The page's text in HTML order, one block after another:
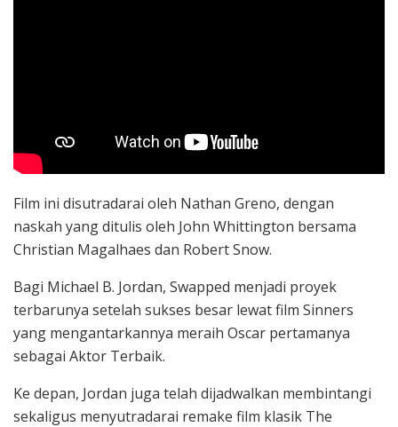
Film ini disutradarai oleh Nathan Greno, dengan
naskah yang ditulis oleh John Whittington bersama
Christian Magalhaes dan Robert Snow.
Bagi Michael B. Jordan, Swapped menjadi proyek
terbarunya setelah sukses besar lewat film Sinners
yang mengantarkannya meraih Oscar pertamanya
sebagai Aktor Terbaik.
Ke depan, Jordan juga telah dijadwalkan membintangi
sekaligus menyutradarai remake film klasik The